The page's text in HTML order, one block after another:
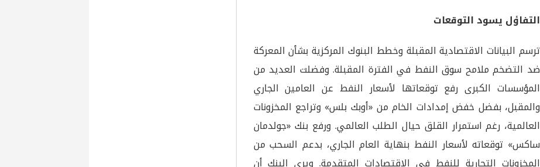
التفاؤل يسود التوقعات
ترسم البيانات الاقتصادية المقبلة وخطط البنوك المركزية بشأن المعركة
ضد التضخم ملامح سوق النفط في الفترة المقبلة. وفضلت العديد من
المؤسسات الكبرى رفع توقعاتها لأسعار النفط عن العامين الجاري
والمقبل، بفضل خفض إمدادات الخام من «أوبك بلس» وتراجع المخزونات
العالمية، رغم استمرار القلق حيال الطلب العالمي. ورفع بنك «جولدمان
ساكس» توقعاته لأسعار النفط بنهاية العام الجاري، بدعم السحب من
المخزونات التجارية للنفط في الاقتصادات المتقدمة. ويرى البنك أن